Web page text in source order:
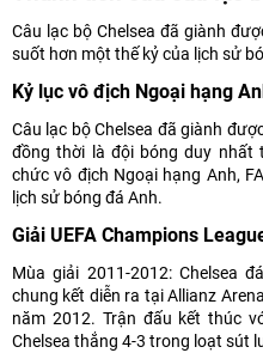
Câu lạc bộ Chelsea đã giành
suốt hơn một thế kỷ của lịch sử
Kỷ lục vô địch Ngoại hạng
Câu lạc bộ Chelsea đã giành
đồng thời là đội bóng duy nhất
chức vô địch Ngoại hạng Anh,
lịch sử bóng đá Anh.
Giải UEFA Champions
Mùa giải 2011-2012: Chelsea
chung kết diễn ra tại Allianz
năm 2012. Trận đấu kết thúc
Chelsea thắng 4-3 trong loạt sút